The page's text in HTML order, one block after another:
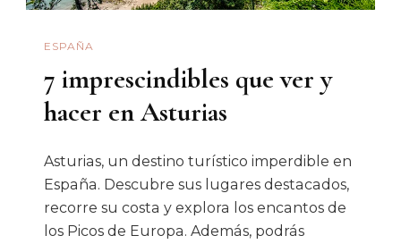
ESPAÑA
7 imprescindibles que ver y
hacer en Asturias
Asturias, un destino turístico imperdible en
España. Descubre sus lugares destacados,
recorre su costa y explora los encantos de
los Picos de Europa. Además, podrás